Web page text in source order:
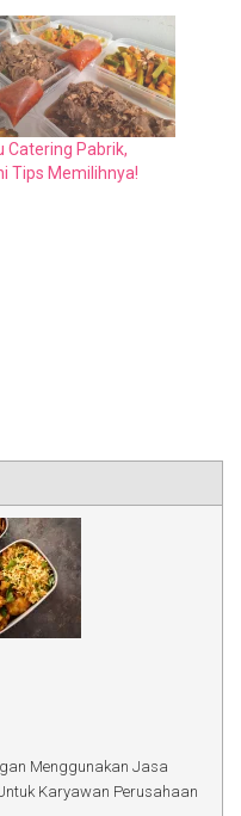
Catering Pabrik,
Tips Memilihnya!
Menggunakan Jasa
Karyawan Perusahaan